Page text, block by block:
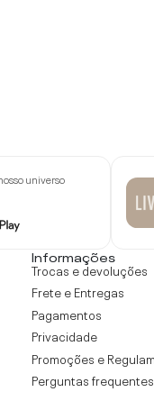
universo
Informações
Trocas e devoluções
Frete e Entregas
Pagamentos
Privacidade
Promoções e
Perguntas frequentes